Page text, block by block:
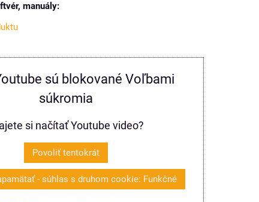
manuály:
sú blokované Voľbami
súkromia
si načítať Youtube video?
Povoliť tentokrát
- súhlas s druhom cookie: Funkčné